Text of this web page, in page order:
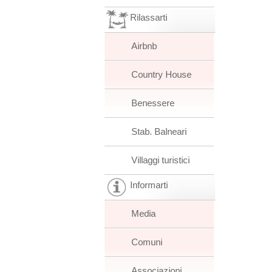
Rilassarti
Airbnb
Country House
Benessere
Stab. Balneari
Villaggi turistici
Informarti
Media
Comuni